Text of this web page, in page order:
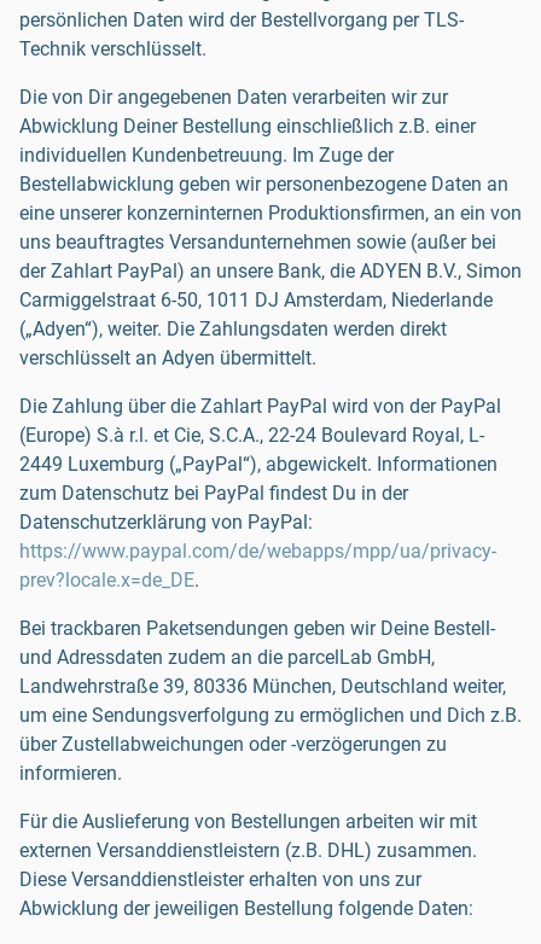
persönlichen Daten wird der Bestellvorgang per TLS-
Technik verschlüsselt.
Die von Dir angegebenen Daten verarbeiten wir zur
Abwicklung Deiner Bestellung einschließlich z.B. einer
individuellen Kundenbetreuung. Im Zuge der
Bestellabwicklung geben wir personenbezogene Daten an
eine unserer konzerninternen Produktionsfirmen, an ein von
uns beauftragtes Versandunternehmen sowie (außer bei
der Zahlart PayPal) an unsere Bank, die ADYEN B.V., Simon
Carmiggelstraat 6-50, 1011 DJ Amsterdam, Niederlande
(„Adyen“), weiter. Die Zahlungsdaten werden direkt
verschlüsselt an Adyen übermittelt.
Die Zahlung über die Zahlart PayPal wird von der PayPal
(Europe) S.à r.l. et Cie, S.C.A., 22-24 Boulevard Royal, L-
2449 Luxemburg („PayPal“), abgewickelt. Informationen
zum Datenschutz bei PayPal findest Du in der
Datenschutzerklärung von PayPal:
https://www.paypal.com/de/webapps/mpp/ua/privacy-
prev?locale.x=de_DE.
Bei trackbaren Paketsendungen geben wir Deine Bestell-
und Adressdaten zudem an die parcelLab GmbH,
Landwehrstraße 39, 80336 München, Deutschland weiter,
um eine Sendungsverfolgung zu ermöglichen und Dich z.B.
über Zustellabweichungen oder -verzögerungen zu
informieren.
Für die Auslieferung von Bestellungen arbeiten wir mit
externen Versanddienstleistern (z.B. DHL) zusammen.
Diese Versanddienstleister erhalten von uns zur
Abwicklung der jeweiligen Bestellung folgende Daten: